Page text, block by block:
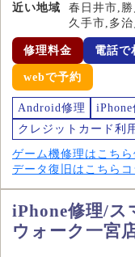
近い地域
春日井市,
久手市,多
修理料金 電話で
webで予約
Android修理 iPhone
クレジットカード利
ゲーム機修理はこちら
データ復旧はこちら
iPhone修理/ス
ウォーク一宮